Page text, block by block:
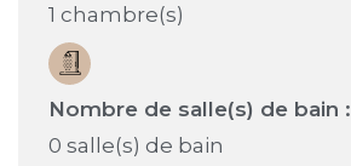
1 chambre(s)
Nombre de salle(s) de bain :
0 salle(s) de bain